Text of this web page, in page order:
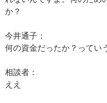
か？
今井通子：
何の資金だったか？ってい
相談者：
ええ